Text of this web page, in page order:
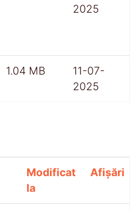
2025
1.04 MB
11-07-
2025
Modificat
la
Afișări